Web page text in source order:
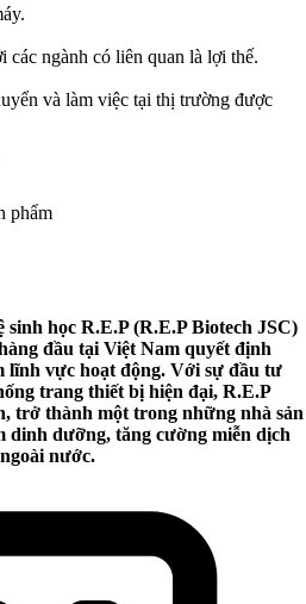
ngành có liên quan là lợi thế.
và làm việc tại thị trường được
phẩm
học R.E.P (R.E.P Biotech JSC)
đầu tại Việt Nam quyết định
lĩnh vực hoạt động. Với sự đầu tư
trang thiết bị hiện đại, R.E.P
trở thành một trong những nhà sản
dinh dưỡng, tăng cường miễn dịch
nước.